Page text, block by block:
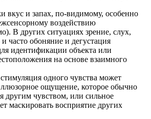
вкус и запах, по-видимому, особенно
воздействию
В других ситуациях зрение, слух,
часто обоняние и дегустация
идентификации объекта или
на основе взаимного
одного чувства может
ощущение, которое обычно
другим чувством, или сильное
маскировать восприятие других